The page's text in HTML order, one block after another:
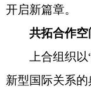
开启新篇章。
共拓合作空
上合组织
新型国际关系